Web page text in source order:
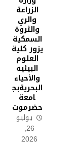
الزراعة
والري
والثروة
السمكية
يزور كلية
العلوم
البيئيه
والأحياء
البحريةبج
امعة
حضرموت
يوليو
26,
2026